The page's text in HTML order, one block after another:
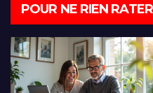
POUR NE RIEN RATER